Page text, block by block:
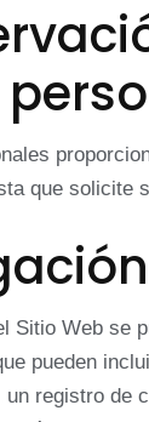
que solicite
Sitio Web se
pueden
un registro de